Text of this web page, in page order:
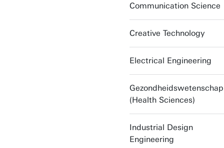
Communication Science
Creative Technology
Electrical Engineering
(Health Sciences)
Industrial Design
Engineering